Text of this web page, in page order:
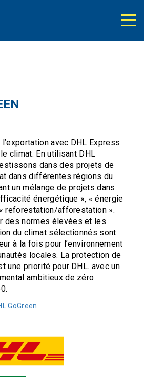
avec DHL Express
climat. En utilisant DHL
dans des projets de
dans différentes régions du
un mélange de projets dans
énergétique », « énergie
reforestation/afforestation ».
des normes élevées et les
du climat sélectionnés sont
à la fois pour l’environnement
locales. La protection de
une priorité pour DHL. avec un
ambitieux de zéro
GoGreen